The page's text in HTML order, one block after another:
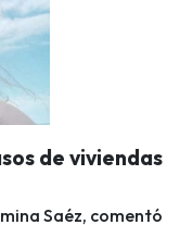
de viviendas
Saéz, comentó